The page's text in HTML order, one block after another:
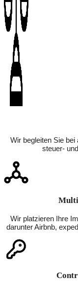
Wir begleiten Sie
steuer-
Wir platzieren Ihre
darunter Airbnb,